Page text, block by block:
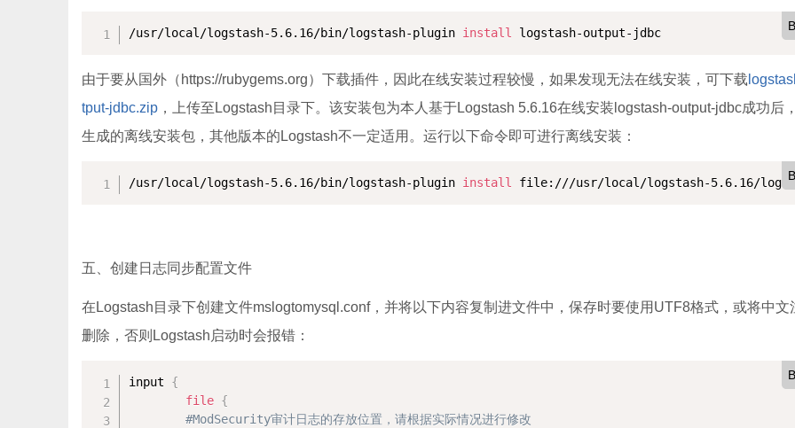
/usr/local/logstash-5.6.16/bin/logstash-plugin install logstash-output-jdbc
由于要从国外（https://rubygems.org）下载插件，因此在线安装过程较慢，如果发现无法在线安装，可下载
tput-jdbc.zip ，上传至Logstash目录下。该安装包为本人基于Logstash 5.6.16在线安装logstash-output-jdbc成功后
生成的离线安装包，其他版本的Logstash不一定适用。运行以下命令即可进行离线安装：
/usr/local/logstash-5.6.16/bin/logstash-plugin install file:///usr/local/logstash-5.6.16/
五、创建日志同步配置文件
在Logstash目录下创建文件mslogtomysql.conf，并将以下内容复制进文件中，保存时要使用UTF8格式，或将中文
删除，否则Logstash启动时会报错：
input {
file {
#ModSecurity审计日志的存放位置，请根据实际情况进行修改